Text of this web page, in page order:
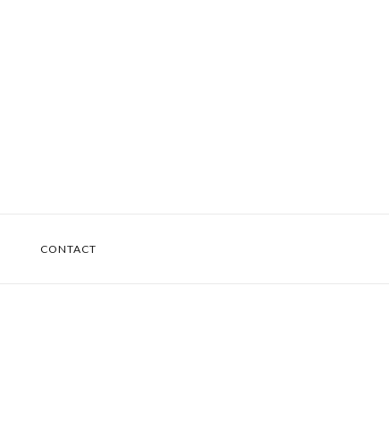
CONTACT